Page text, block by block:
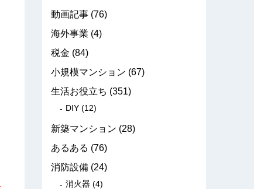
動画記事 (76)
海外事業 (4)
税金 (84)
小規模マンション (67)
生活お役立ち (351)
DIY (12)
新築マンション (28)
あるある (76)
消防設備 (24)
消火器 (4)